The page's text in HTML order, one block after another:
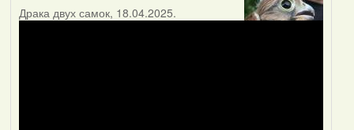
Драка двух самок, 18.04.2025.